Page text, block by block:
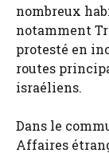
nombreux
notamment
protesté en
routes
israéliens.
Dans le
Affaires